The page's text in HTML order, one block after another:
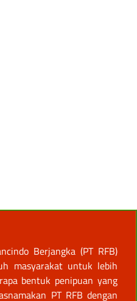
Berjangka (PT RFB)
masyarakat untuk lebih
bentuk penipuan yang
PT RFB dengan